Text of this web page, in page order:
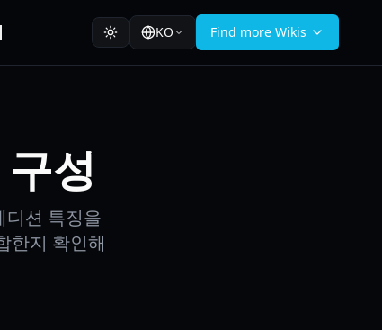
KO Find more Wikis
성
디션 특징을
한지 확인해